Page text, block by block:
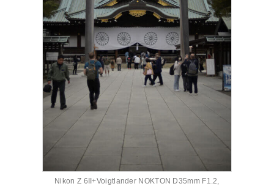
Nikon Z 6II+Voigtlander NOKTON D35mm F1.2,